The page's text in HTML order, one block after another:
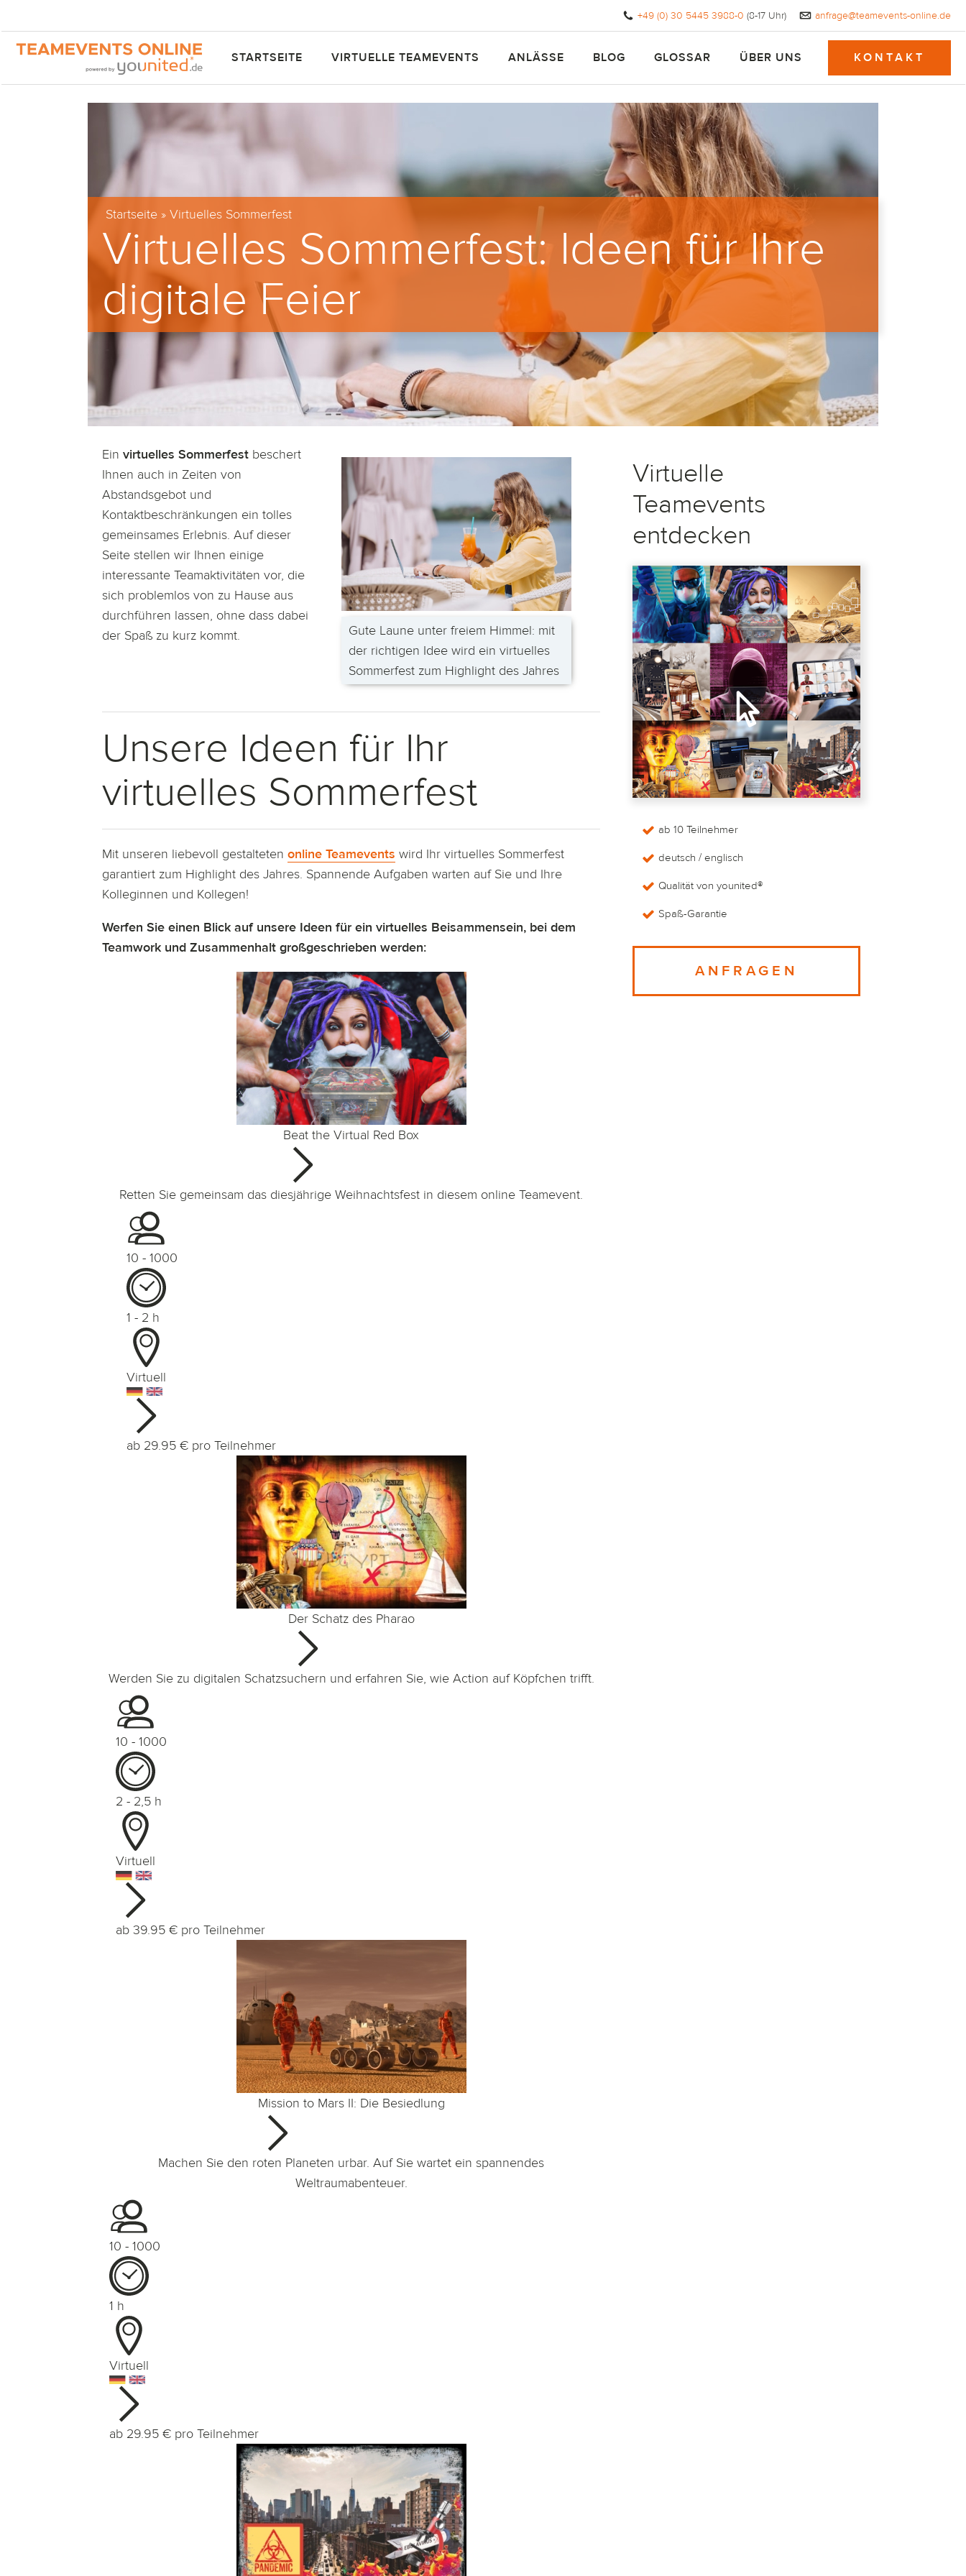
+49 (0) 30 5445 3988-0 ​ (8-17 Uhr) anfrage@teamevents-online.de
STARTSEITE VIRTUELLE TEAMEVENTS ANLÄSSE BLOG GLOSSAR ÜBER UNS KONTAKT
Startseite » Virtuelles Sommerfest
Virtuelles Sommerfest: Ideen für Ihre
digitale Feier
Gute Laune unter freiem Himmel: mit
der richtigen Idee wird ein virtuelles
Sommerfest zum Highlight des Jahres
Ein virtuelles Sommerfest beschert
Ihnen auch in Zeiten von
Abstandsgebot und
Kontaktbeschränkungen ein tolles
gemeinsames Erlebnis. Auf dieser
Seite stellen wir Ihnen einige
interessante Teamaktivitäten vor, die
sich problemlos von zu Hause aus
durchführen lassen, ohne dass dabei
der Spaß zu kurz kommt.
Unsere Ideen für Ihr
virtuelles Sommerfest
Mit unseren liebevoll gestalteten online Teamevents wird Ihr virtuelles Sommerfest
garantiert zum Highlight des Jahres. Spannende Aufgaben warten auf Sie und Ihre
Kolleginnen und Kollegen!
Werfen Sie einen Blick auf unsere Ideen für ein virtuelles Beisammensein, bei dem
Teamwork und Zusammenhalt großgeschrieben werden:
Beat the Virtual Red Box
Retten Sie gemeinsam das diesjährige Weihnachtsfest in diesem online Teamevent.
10 - 1000
1 - 2 h
Virtuell
ab 29.95 € pro Teilnehmer
Der Schatz des Pharao
Werden Sie zu digitalen Schatzsuchern und erfahren Sie, wie Action auf Köpfchen trifft.
10 - 1000
2 - 2,5h
Virtuell
ab 39.95€ pro Teilnehmer
Mission to Mars II: Die Besiedlung
Machen Sie den roten Planeten urbar. Auf Sie wartet ein spannendes
Weltraumabenteuer.
10 - 1000
1 h
Virtuell
ab 29.95 € pro Teilnehmer
Virtuelle
Teamevents
entdecken
ab 10 Teilnehmer
deutsch / englisch
Qualität von younited®
Spaß-Garantie
ANFRAGEN